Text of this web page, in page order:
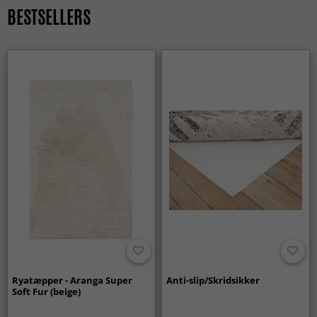
Er kludetæpper et godt valg til familiehjem?
BESTSELLERS
Ryatæpper - Aranga Super
Soft Fur (beige)
Anti-slip/Skridsikker